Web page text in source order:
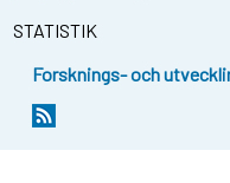
STATISTIK
Forsknings- och